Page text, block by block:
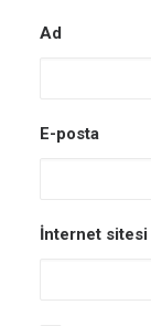
Ad
E-posta
İnternet sitesi